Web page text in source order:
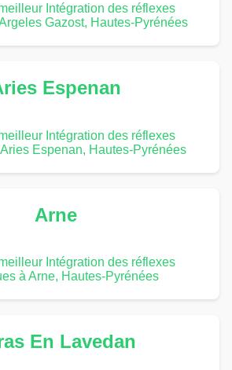
Intégration des réflexes
Gazost, Hautes-Pyrénées
Espenan
Intégration des réflexes
Espenan, Hautes-Pyrénées
Arne
Intégration des réflexes
à Arne, Hautes-Pyrénées
En Lavedan